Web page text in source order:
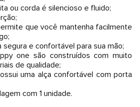
ou corda é silencioso e fluido;
que você mantenha facilmente
segura e confortável para sua mão;
one são construí­dos com muito
de qualidade;
uma alça confortável com porta
com 1 unidade.